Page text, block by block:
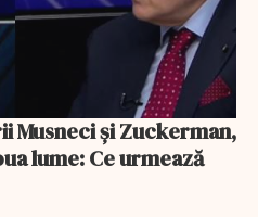
lume: Ce urmează